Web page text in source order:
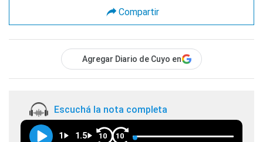
Compartir
Agregar Diario de Cuyo en
Escuchá la nota completa
1 1.5 10 10